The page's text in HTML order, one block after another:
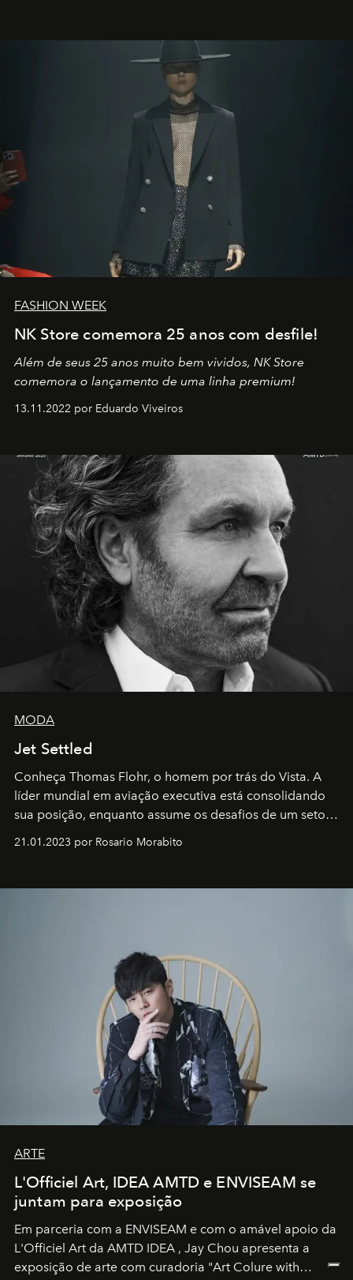
transportador AMTD abrindo caminho para muitos
por propósitos, com um claro senso de missão na vida e
FASHION WEEK
NK Store comemora 25 anos com desfile!
Além de seus 25 anos muito bem vividos, NK Store
comemora o lançamento de uma linha premium!
13.11.2022 por Eduardo Viveiros
MODA
Jet Settled
Conheça Thomas Flohr, o homem por trás do Vista. A
líder mundial em aviação executiva está consolidando
sua posição, enquanto assume os desafios de um setor
em rápida evolução e redefinindo o conceito de luxo
21.01.2023 por Rosario Morabito
ARTE
L'Officiel Art, IDEA AMTD e ENVISEAM se
juntam para exposição
Em parceria com a ENVISEAM e com o amável apoio da
L'Officiel Art da AMTD IDEA , Jay Chou apresenta a
exposição de arte com curadoria "Art Colure with